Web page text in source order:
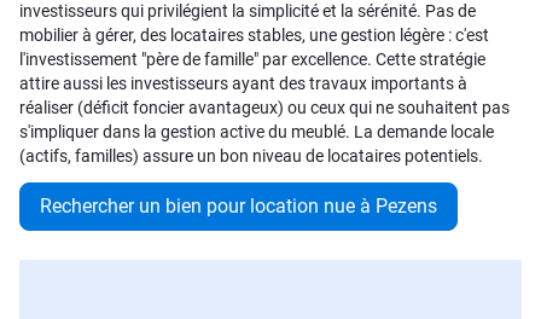
investisseurs qui privilégient la simplicité et la sérénité. Pas de
mobilier à gérer, des locataires stables, une gestion légère : c'est
l'investissement "père de famille" par excellence. Cette stratégie
attire aussi les investisseurs ayant des travaux importants à
réaliser (déficit foncier avantageux) ou ceux qui ne souhaitent pas
s'impliquer dans la gestion active du meublé. La demande locale
(actifs, familles) assure un bon niveau de locataires potentiels.
Rechercher un bien pour location nue à Pezens